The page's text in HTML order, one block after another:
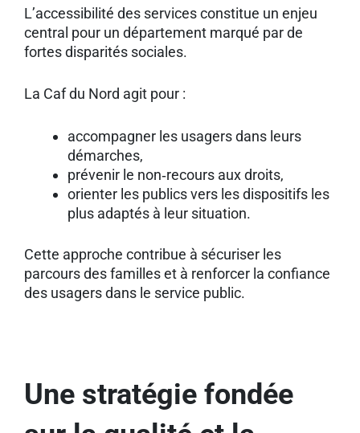
L’accessibilité des services constitue un enjeu
central pour un département marqué par de
fortes disparités sociales.
La Caf du Nord agit pour :
accompagner les usagers dans leurs
démarches,
prévenir le non‑recours aux droits,
orienter les publics vers les dispositifs les
plus adaptés à leur situation.
Cette approche contribue à sécuriser les
parcours des familles et à renforcer la confiance
des usagers dans le service public.
Une stratégie fondée